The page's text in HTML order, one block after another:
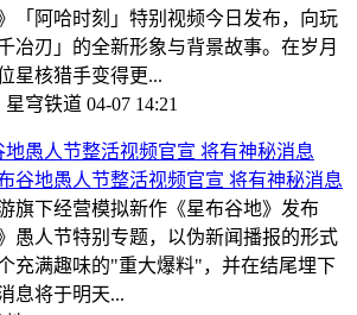
「阿哈时刻」特别视频今日发布，向玩
冶刃」的全新形象与背景故事。在岁月
星核猎手变得更...
星穹铁道 04-07 14:21
谷地愚人节整活视频官宣 将有神秘消息
旗下经营模拟新作《星布谷地》发布
愚人节特别专题，以伪新闻播报的形式
充满趣味的"重大爆料"，并在结尾埋下
息将于明天...